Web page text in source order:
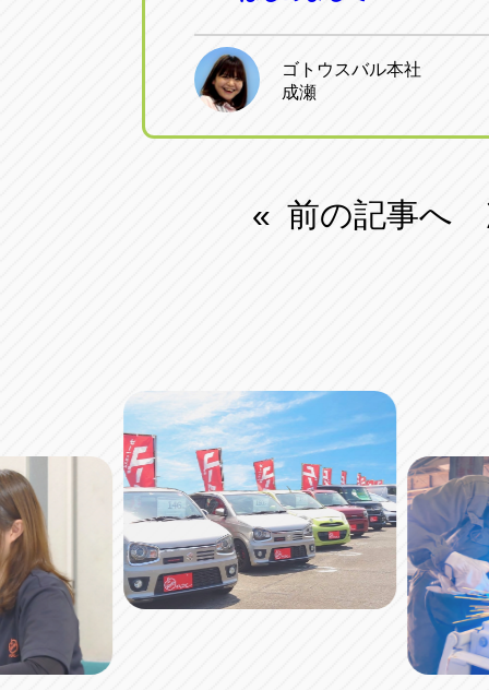
ゴトウスバル本社
成瀬
« 前の記事へ